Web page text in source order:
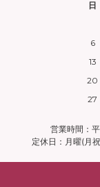
日
6
13
20
27
営業時間：
定休日：月曜(月